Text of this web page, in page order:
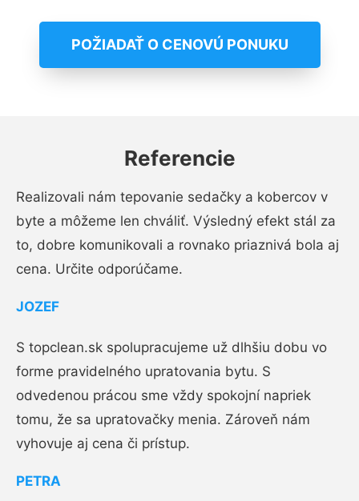
POŽIADAŤ O CENOVÚ PONUKU
Referencie
Realizovali nám tepovanie sedačky a kobercov v
byte a môžeme len chváliť. Výsledný efekt stál za
to, dobre komunikovali a rovnako priaznivá bola aj
cena. Určite odporúčame.
JOZEF
S topclean.sk spolupracujeme už dlhšiu dobu vo
forme pravidelného upratovania bytu. S
odvedenou prácou sme vždy spokojní napriek
tomu, že sa upratovačky menia. Zároveň nám
vyhovuje aj cena či prístup.
PETRA